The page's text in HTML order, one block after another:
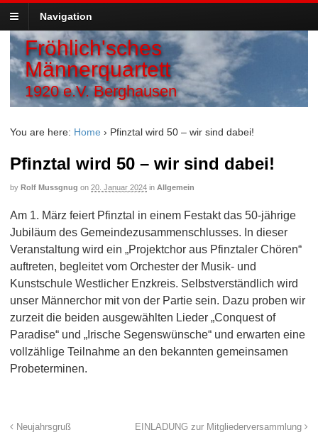
Navigation
Fröhlich'sches
Männerquartett
1920 e.V. Berghausen
You are here: Home › Pfinztal wird 50 – wir sind dabei!
Pfinztal wird 50 – wir sind dabei!
by Rolf Mussgnug on 20. Januar 2024 in Allgemein
Am 1. März feiert Pfinztal in einem Festakt das 50-jährige
Jubiläum des Gemeindezusammenschlusses. In dieser
Veranstaltung wird ein „Projektchor aus Pfinztaler Chören“
auftreten, begleitet vom Orchester der Musik- und
Kunstschule Westlicher Enzkreis. Selbstverständlich wird
unser Männerchor mit von der Partie sein. Dazu proben wir
zurzeit die beiden ausgewählten Lieder „Conquest of
Paradise“ und „Irische Segenswünsche“ und erwarten eine
vollzählige Teilnahme an den bekannten gemeinsamen
Probeterminen.
Neujahrsgruß EINLADUNG zur Mitgliederversammlung